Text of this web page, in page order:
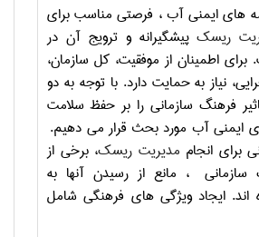
های ایمنی آب ، فرصتی مناسب برای
ریسکپیشگیرانه و ترویج آن در
اطمینان از موفقیت، کل سازمان،
نیاز به حمایت دارد. با توجه به دو
فرهنگ سازمانی را بر حفظ سلامت
ایمنی آب مورد بحث قرار می دهیم.
برای انجام مدیریت ریسک، برخی از
، مانع از رسیدن آنها به
اند. ایجاد ویژگی های فرهنگی شامل